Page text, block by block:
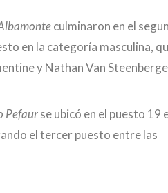
culminaron en el
en la categoría masculina,
y Nathan Van
Pefaurse ubicó en el puesto 19
el tercer puesto entre las